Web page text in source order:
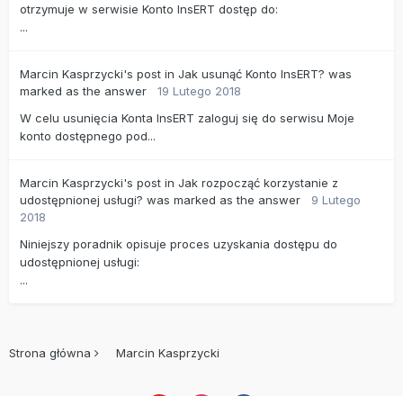
otrzymuje w serwisie Konto InsERT dostęp do:
...
Marcin Kasprzycki's post in Jak usunąć Konto InsERT? was
marked as the answer
19 Lutego 2018
W celu usunięcia Konta InsERT zaloguj się do serwisu Moje
konto dostępnego pod...
Marcin Kasprzycki's post in Jak rozpocząć korzystanie z
udostępnionej usługi? was marked as the answer
9 Lutego
2018
Niniejszy poradnik opisuje proces uzyskania dostępu do
udostępnionej usługi:
...
Strona główna Marcin Kasprzycki